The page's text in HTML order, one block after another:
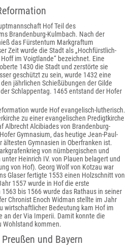
Hof Teil des
Brandenburg-Kulmbach. Nach der
das Fürstentum Markgraftum
Zeit wurde die Stadt als „Hochfürstlich-
im Voigtlande“ bezeichnet. Eine
1430 die Stadt und zerstörte sie
geschützt zu sein, wurde 1432 eine
jährlichen Schießübungen der Gilde
Schlappentag. 1465 entstand der Hofer
wurde Hof evangelisch-lutherisch.
zu einer evangelischen Predigtkirche
Albrecht Alcibiades von Brandenburg-
Gymnasium, das heutige Jean-Paul-
ältesten Gymnasien in Oberfranken ist.
von nürnbergischen und
Heinrich IV. von Plauen belagert und
von Hof). Georg Wolf von Kotzau war
Glaser fertigte 1553 einen Holzschnitt von
1557 wurde in Hof die erste
bis 1566 wurde das Rathaus in seiner
Chronist Enoch Widman stellte im Jahr
wirtschaftlicher Bedeutung kam Hof im
an der Via Imperii. Damit konnte die
Wohlstand kommen.
und Bayern